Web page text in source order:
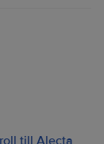
till Alecta